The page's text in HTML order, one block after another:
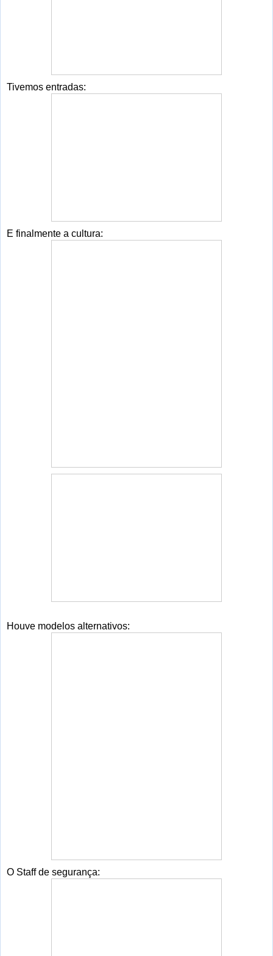
Tivemos entradas:
E finalmente a cultura:
Houve modelos alternativos:
O Staff de segurança: